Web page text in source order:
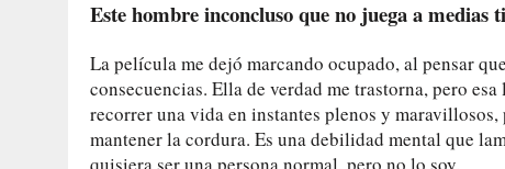
Este hombre inconcluso que no juega a medias
La película me dejó marcando ocupado, al pensar
consecuencias. Ella de verdad me trastorna, pero
recorrer una vida en instantes plenos y
mantener la cordura. Es una debilidad mental que
quisiera ser una persona normal, pero no lo soy.